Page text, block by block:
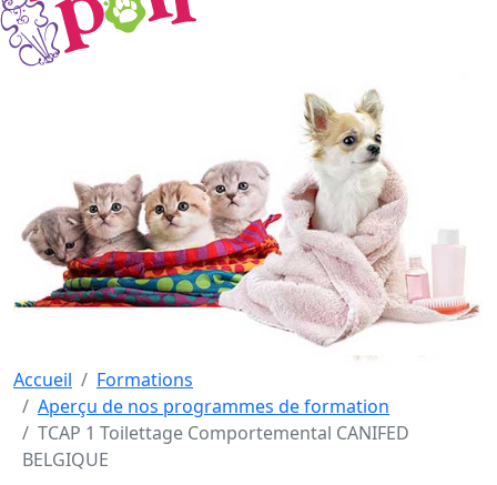
Accueil
Formations
Aperçu de nos programmes de formation
TCAP 1 Toilettage Comportemental CANIFED
BELGIQUE